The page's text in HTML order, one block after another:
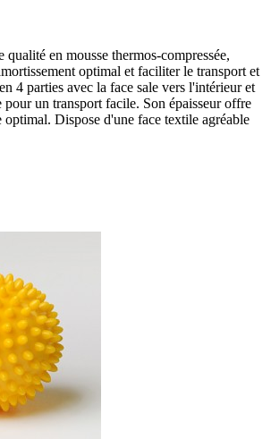
en mousse thermos-compressée,
optimal et faciliter le transport et
4 parties avec la face sale vers l'intérieur et
pour un transport facile. Son épaisseur offre
Dispose d'une face textile agréable